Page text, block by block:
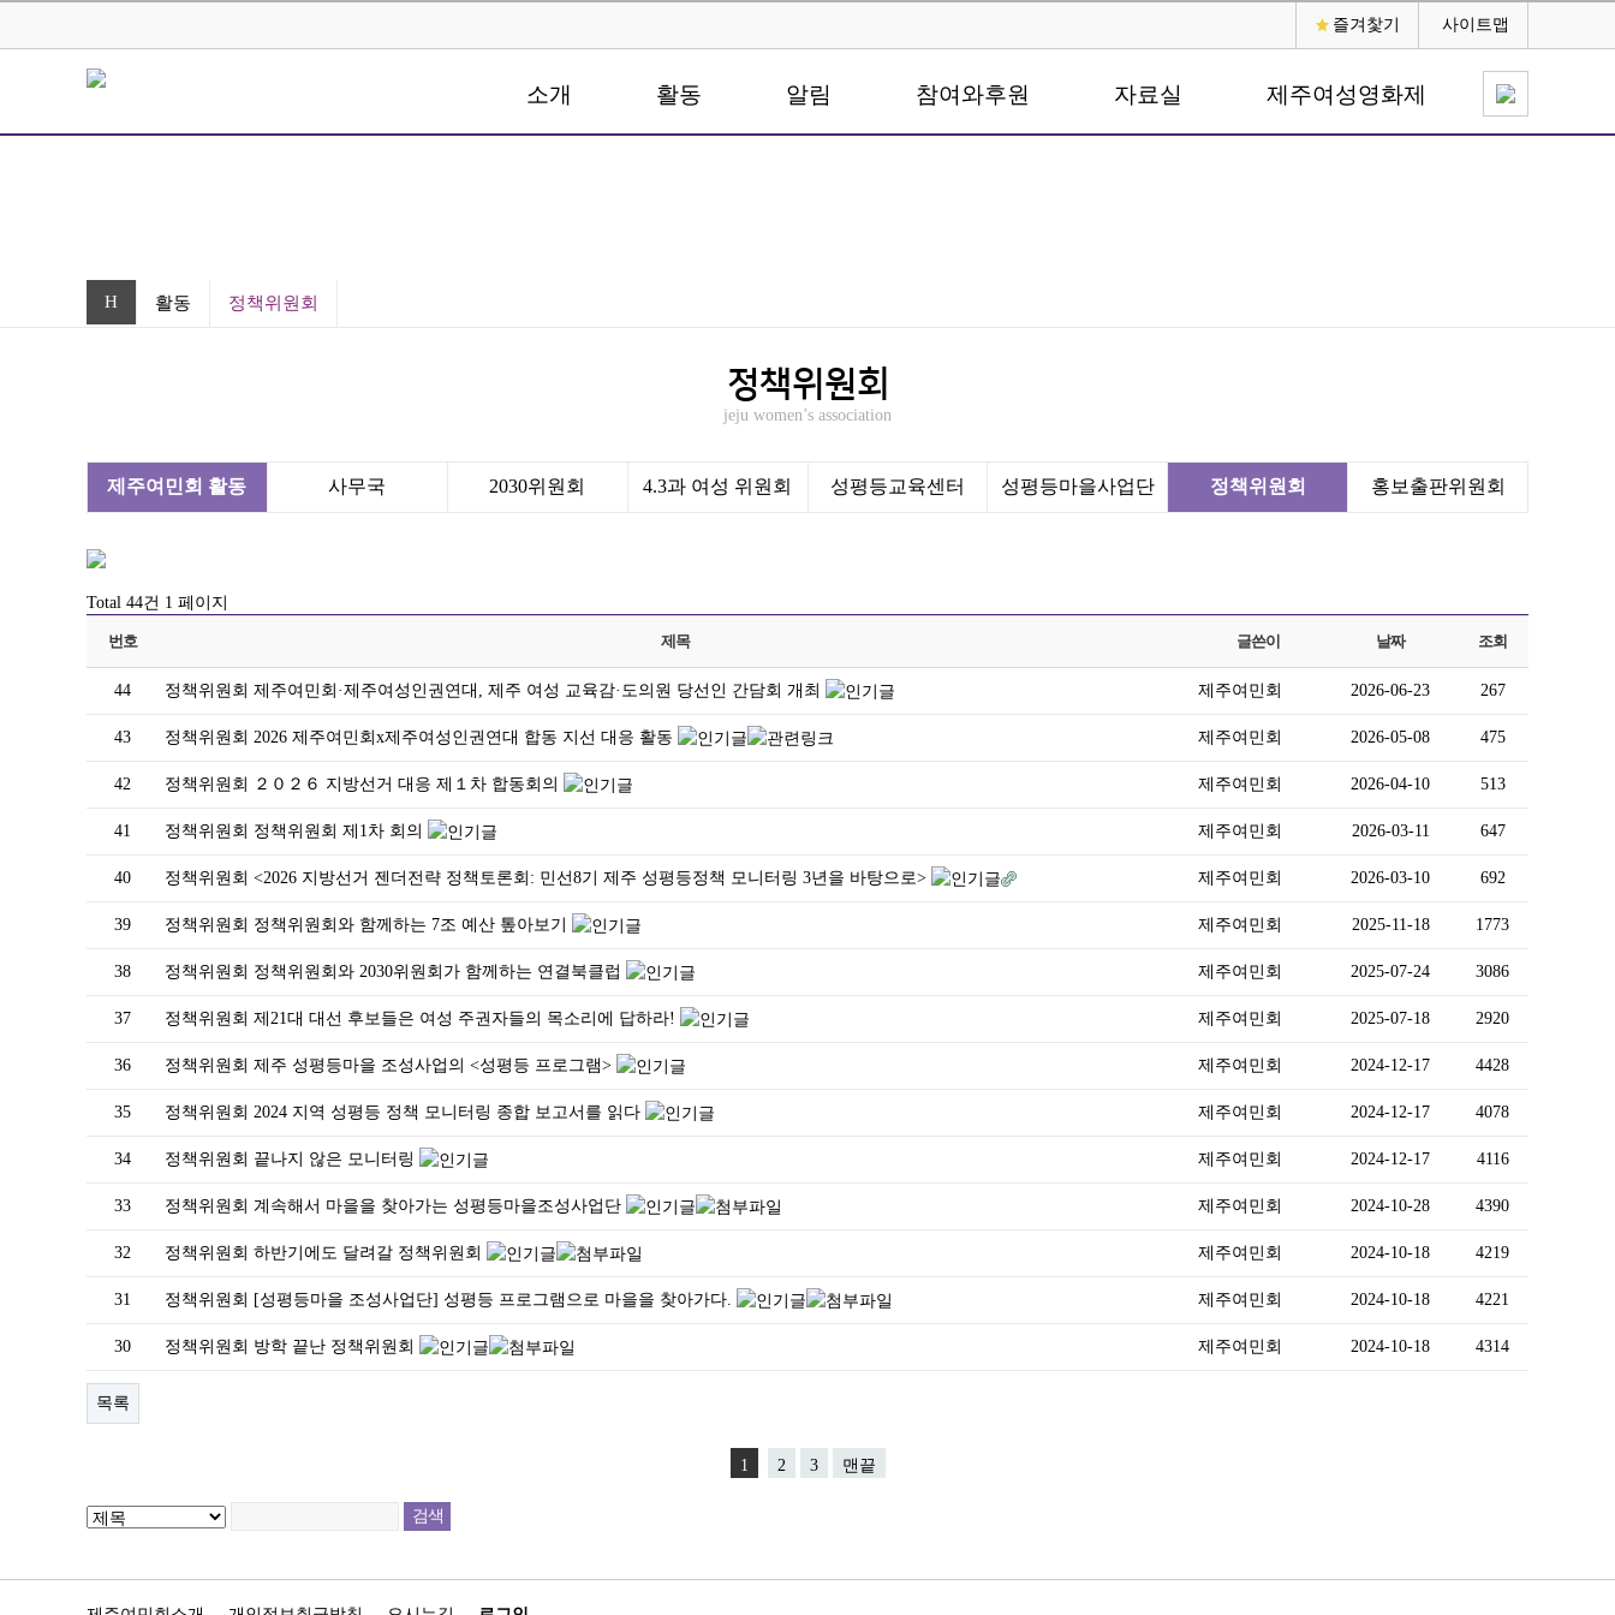
즐겨찿기 사이트맵
소개 활동 알림 참여와후원 자료실 제주여성영화제
H 활동 정책위원회
정책위원회
jeju women’s association
제주여민회 활동 사무국 2030위원회 4.3과 여성 위원회 성평등교육센터 성평등마을사업단 정책위원회 홍보출판위원회
Total 44건 1 페이지
번호 제목 글쓴이 날짜 조회
44 정책위원회 제주여민회·제주여성인권연대, 제주 여성 교육감·도의원 당선인 간담회 개최 제주여민회 2026-06-23 267
43 정책위원회 2026 제주여민회x제주여성인권연대 합동 지선 대응 활동 제주여민회 2026-05-08 475
42 정책위원회 ２０２６ 지방선거 대응 제１차 합동회의 제주여민회 2026-04-10 513
41 정책위원회 정책위원회 제1차 회의 제주여민회 2026-03-11 647
40 정책위원회 <2026 지방선거 젠더전략 정책토론회: 민선8기 제주 성평등정책 모니터링 3년을 바탕으로> 제주여민회 2026-03-10 692
39 정책위원회 정책위원회와 함께하는 7조 예산 톺아보기 제주여민회 2025-11-18 1773
38 정책위원회 정책위원회와 2030위원회가 함께하는 연결북클럽 제주여민회 2025-07-24 3086
37 정책위원회 제21대 대선 후보들은 여성 주권자들의 목소리에 답하라! 제주여민회 2025-07-18 2920
36 정책위원회 제주 성평등마을 조성사업의 <성평등 프로그램> 제주여민회 2024-12-17 4428
35 정책위원회 2024 지역 성평등 정책 모니터링 종합 보고서를 읽다 제주여민회 2024-12-17 4078
34 정책위원회 끝나지 않은 모니터링 제주여민회 2024-12-17 4116
33 정책위원회 계속해서 마을을 찾아가는 성평등마을조성사업단 제주여민회 2024-10-28 4390
32 정책위원회 하반기에도 달려갈 정책위원회 제주여민회 2024-10-18 4219
31 정책위원회 [성평등마을 조성사업단] 성평등 프로그램으로 마을을 찾아가다. 제주여민회 2024-10-18 4221
30 정책위원회 방학 끝난 정책위원회 제주여민회 2024-10-18 4314
목록
1 2 3 맨끝